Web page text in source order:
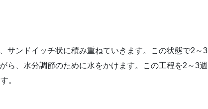
サンドイッチ状に積み重ねていきます。この状態で2～3
ら、水分調節のために水をかけます。この工程を2～3週
。